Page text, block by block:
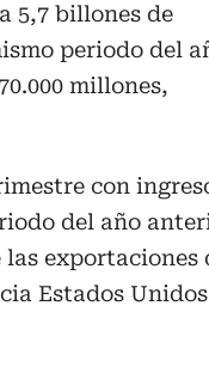
5,7 billones de
periodo del
millones,
con
del año
exportaciones
Estados